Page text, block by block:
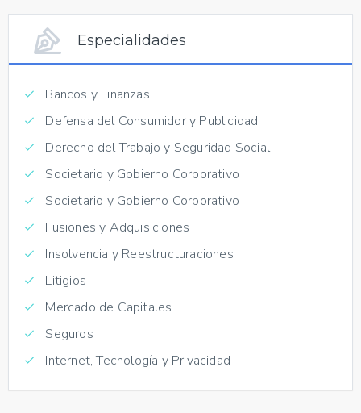
Especialidades
Bancos y Finanzas
Defensa del Consumidor y Publicidad
Derecho del Trabajo y Seguridad Social
Societario y Gobierno Corporativo
Societario y Gobierno Corporativo
Fusiones y Adquisiciones
Insolvencia y Reestructuraciones
Litigios
Mercado de Capitales
Seguros
Internet, Tecnología y Privacidad